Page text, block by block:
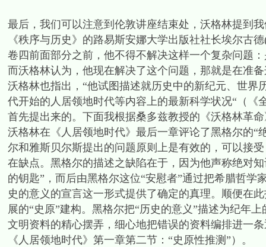
最后，我们可以注意到伦敦讲座结束处，沃格林提到
《秩序与历史》的路易斯安娜大学出版社社长埃尔古
卷四前面部分之前，他不得不解决这样一个复杂问题
而沃格林认为，他现在解决了这个问题，那就是在准
沃格林也指出，“他试图描述就历史中的新纪元、世
代开始的人居领地时代等内容上的最新科学状况“（《
首先提出来的。下面我根据桑多兹教授的《沃格林革
沃格林在《人居领地时代》最后一章评论了黑格尔的“
尔和雅斯贝尔斯提出的问题原则上是有效的，可以接
在缺点。黑格尔的描述之缺陷在于，因为他声称绝对
的钥匙”，而后由黑格尔这位“安慰者”通过把希腊哲
史的意义的宣言这一形式提供了确定的真理。顺便在
展的“史原”建构。黑格尔把“历史的意义”描述为纪年
文明资料的精心摆弄，细心地把错误的资料编排进一
《人居领地时代》第一章第二节：“史原性推测”）。